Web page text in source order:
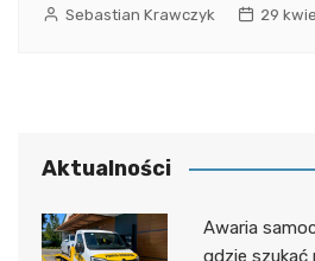
Sebastian Krawczyk 29
Aktualności
Awaria
gdzie